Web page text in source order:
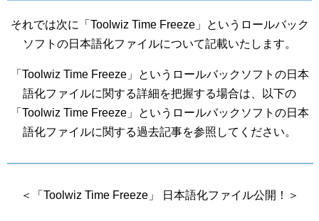
それでは次に「Toolwiz Time Freeze」というロールバック
ソフトの日本語化ファイルについて記載いたします。
「Toolwiz Time Freeze」というロールバックソフトの日本
語化ファイルに関する詳細を把握する場合は、以下の
「Toolwiz Time Freeze」というロールバックソフトの日本
語化ファイルに関する過去記事を参照してください。
＜「Toolwiz Time Freeze」 日本語化ファイル公開！＞